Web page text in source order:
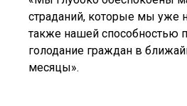
страданий, которые мы уже
также нашей способностью
голодание граждан в
месяцы».